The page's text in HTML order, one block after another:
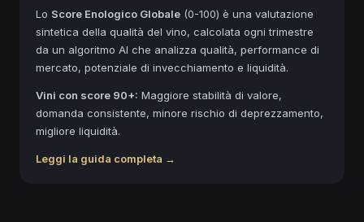
Lo Score Enologico Globale (0-100) è una valutazione
sintetica della qualità del vino, calcolata ogni trimestre
da un algoritmo AI che analizza qualità, performance di
mercato, potenziale di invecchiamento e liquidità.
Vini con score 90+: Maggiore stabilità di valore,
domanda consistente, minore rischio di deprezzamento,
migliore liquidità.
Leggi la guida completa →